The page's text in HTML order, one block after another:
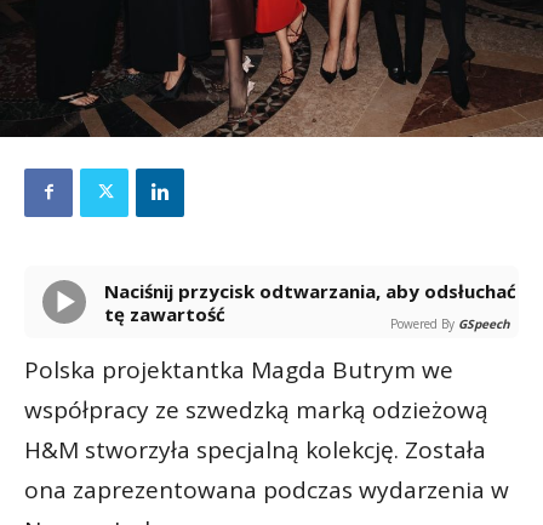
Naciśnij przycisk odtwarzania, aby odsłuchać
tę zawartość
Powered By GSpeech
Polska projektantka Magda Butrym we
współpracy ze szwedzką marką odzieżową
H&M stworzyła specjalną kolekcję. Została
ona zaprezentowana podczas wydarzenia w